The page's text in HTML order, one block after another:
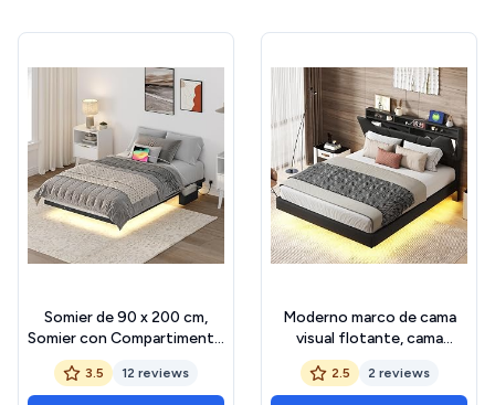
Somier de 90 x 200 cm,
Somier con Compartimento
de Almacenaje, Estructura
Metálica, Base de Carga y
Luz LED, Silencioso, No
3.5 12 reviews
Moderno marco de cama
visual flotante, cama
tapizada de poliuretano
con luces LED, cama fría
negra con gran espacio de
2.5 2 reviews